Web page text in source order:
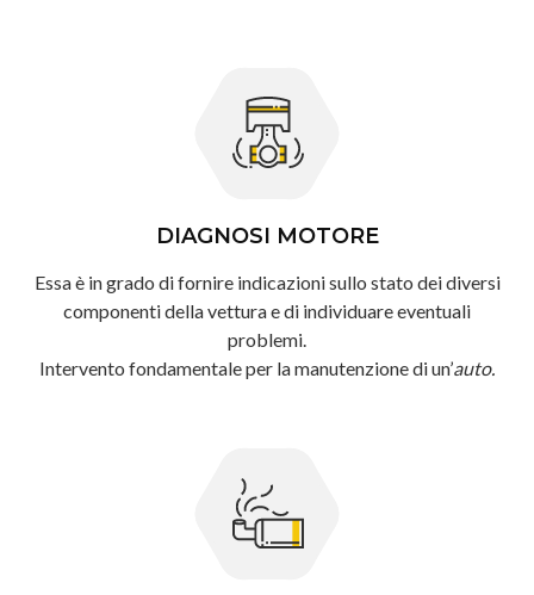
DIAGNOSI MOTORE
Essa è in grado di fornire indicazioni sullo stato dei diversi
componenti della vettura e di individuare eventuali
problemi.
Intervento fondamentale per la manutenzione di un’auto.